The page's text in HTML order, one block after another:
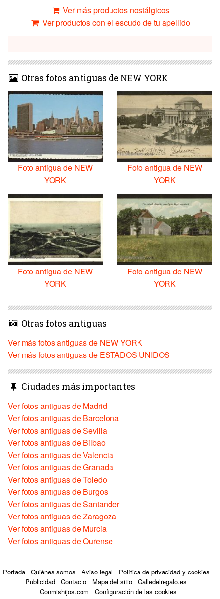
Ver más productos nostálgicos
Ver productos con el escudo de tu apellido
Otras fotos antiguas de NEW YORK
Foto antigua de NEW
YORK
Foto antigua de NEW
YORK
Foto antigua de NEW
YORK
Foto antigua de NEW
YORK
Otras fotos antiguas
Ver más fotos antiguas de NEW YORK
Ver más fotos antiguas de ESTADOS UNIDOS
Ciudades más importantes
Ver fotos antiguas de Madrid
Ver fotos antiguas de Barcelona
Ver fotos antiguas de Sevilla
Ver fotos antiguas de Bilbao
Ver fotos antiguas de Valencia
Ver fotos antiguas de Granada
Ver fotos antiguas de Toledo
Ver fotos antiguas de Burgos
Ver fotos antiguas de Santander
Ver fotos antiguas de Zaragoza
Ver fotos antiguas de Murcia
Ver fotos antiguas de Ourense
Portada Quiénes somos Aviso legal
Política de privacidad y cookies
Publicidad
Contacto Mapa del sitio
Calledelregalo.es
Conmishijos.com
Configuración de las cookies